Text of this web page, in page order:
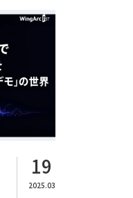
19
2025.03